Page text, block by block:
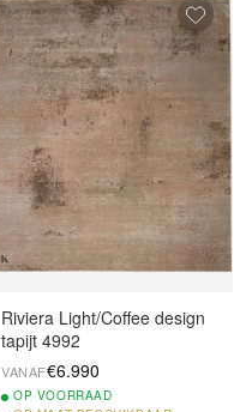
Riviera Light/Coffee design
tapijt 4992
VANAF€6.990
OP VOORRAAD